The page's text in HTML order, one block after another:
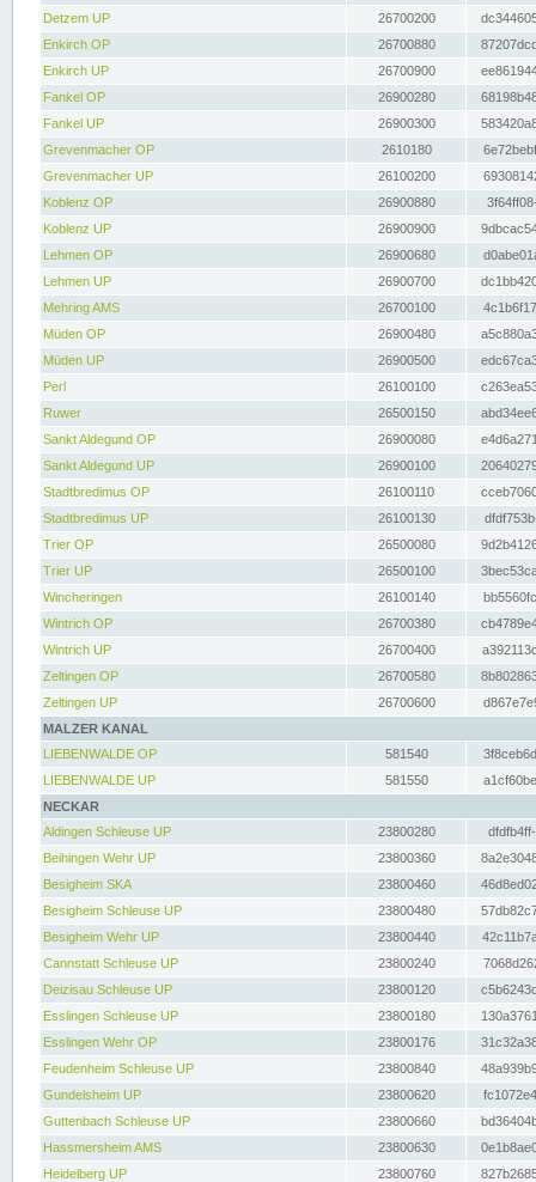
Detzem UP
26700200
Enkirch OP
26700880
Enkirch UP
26700900
Fankel OP
26900280
Fankel UP
26900300
Grevenmacher OP
2610180
Grevenmacher UP
26100200
Koblenz OP
26900880
Koblenz UP
26900900
Lehmen OP
26900680
Lehmen UP
26900700
Mehring AMS
26700100
Müden OP
26900480
Müden UP
26900500
Perl
26100100
Ruwer
26500150
Sankt Aldegund OP
26900080
Sankt Aldegund UP
26900100
Stadtbredimus OP
26100110
Stadtbredimus UP
26100130
Trier OP
26500080
Trier UP
26500100
Wincheringen
26100140
Wintrich OP
26700380
Wintrich UP
26700400
Zeltingen OP
26700580
Zeltingen UP
26700600
MALZER KANAL
LIEBENWALDE OP
581540
LIEBENWALDE UP
581550
NECKAR
Aldingen Schleuse UP
23800280
Beihingen Wehr UP
23800360
Besigheim SKA
23800460
Besigheim Schleuse UP
23800480
Besigheim Wehr UP
23800440
Cannstatt Schleuse UP
23800240
Deizisau Schleuse UP
23800120
Esslingen Schleuse UP
23800180
Esslingen Wehr OP
23800176
Feudenheim Schleuse UP
23800840
Gundelsheim UP
23800620
Guttenbach Schleuse UP
23800660
Hassmersheim AMS
23800630
Heidelberg UP
23800760